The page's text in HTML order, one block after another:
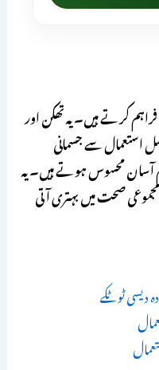
فراہم کرتے ہیں۔ یہ تھکن اور
استعمال سے جسمانی
آسان محسوس ہوتے ہیں۔ یہ
صحت میں بہتری آتی